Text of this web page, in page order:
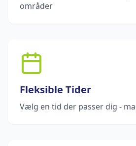
områder
Fleksible Tider
Vælg en tid der passer dig -